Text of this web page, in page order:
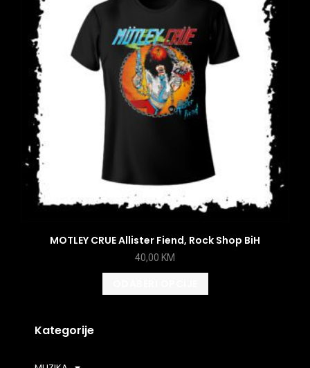
Kategorije
MOTLEY CRUE Allister Fiend, Rock Shop BiH
40,00 KM